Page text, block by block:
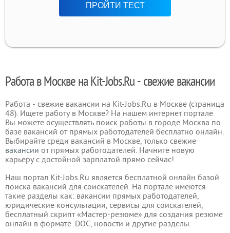
ПРОЙТИ ТЕСТ
Работа в Москве на Kit-Jobs.Ru - свежие вакансии
Работа - свежие вакансии на Kit-Jobs.Ru в Москве (страница
48). Ищете работу в Москве? На нашем интернет портале
Вы можете осуществлять поиск работы в городе Москва по
базе вакансий от прямых работодателей бесплатно онлайн.
Выбирайте среди вакансий в Москве, только свежие
вакансии от прямых работодателей. Начните новую
карьеру с достойной зарплатой прямо сейчас!
Наш портал Kit-Jobs.Ru является бесплатной онлайн базой
поиска вакансий для соискателей. На портале имеются
такие разделы как: вакансии прямых работодателей,
юридические консультации, сервисы для соискателей,
бесплатный скрипт «Мастер-резюме» для создания резюме
онлайн в формате .DOC, новости и другие разделы.